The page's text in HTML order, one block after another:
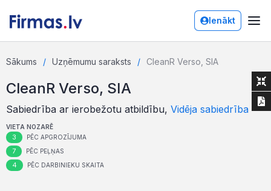
Ienākt
Sākums Uzņēmumu saraksts CleanR Verso, SIA
CleanR Verso, SIA
Sabiedrība ar ierobežotu atbildību, Vidēja sabiedrība
VIETA NOZARĒ
3 PĒC APGROZĪJUMA
7 PĒC PEĻŅAS
4 PĒC DARBINIEKU SKAITA